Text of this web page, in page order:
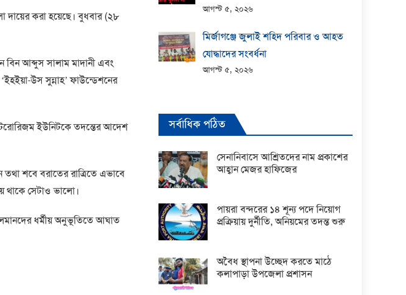
দায়ের করা হয়েছে। বুধবার (২৮
বিন আব্দুস সালাম মাদানী এবং
উস সুন্নাহ’ ফাউন্ডেশনের
ইউনিটকে তদন্তের আদেশ
শবে বরাতের রাত্রিতে এভাবে
থাকে সেটাও ভালো।
ধর্মীয় অনুভূতিতে আঘাত
আগস্ট ৫, ২০২৬
মির্জাগঞ্জে জুলাই শহিদ পরিবার ও আহত
যোদ্ধাদের সংবর্ধনা
আগস্ট ৫, ২০২৬
সর্বাধিক পঠিত
সেনানিবাসে আশ্রিতদের নাম প্রকাশের
আহ্বান মেজর হাফিজের
পায়রা বন্দরের ১৪ শূন্য পদে নিয়োগ
প্রক্রিয়ায় দুর্নীতি, অনিয়মের তদন্ত শুরু
অবৈধ স্থাপনা উচ্ছেদ করতে মাঠে
কলাপাড়া উপজেলা প্রশাসন